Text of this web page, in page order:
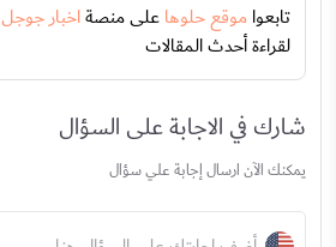
تابعواموقع حلوهاعلى منصةاخبار جوجل
لقراءة أحدث المقالات
شارك في الاجابة على السؤال
يمكنك الآن ارسال إجابة علي سؤال